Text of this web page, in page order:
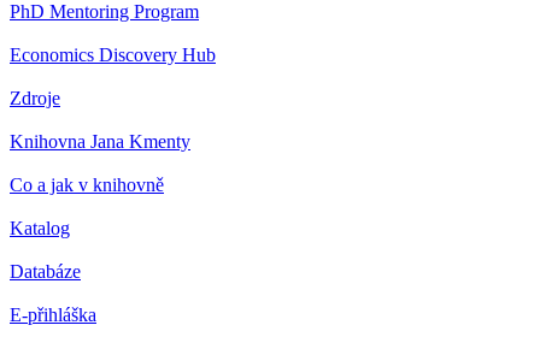
PhD Mentoring Program
Economics Discovery Hub
Zdroje
Knihovna Jana Kmenty
Co a jak v knihovně
Katalog
Databáze
E-přihláška